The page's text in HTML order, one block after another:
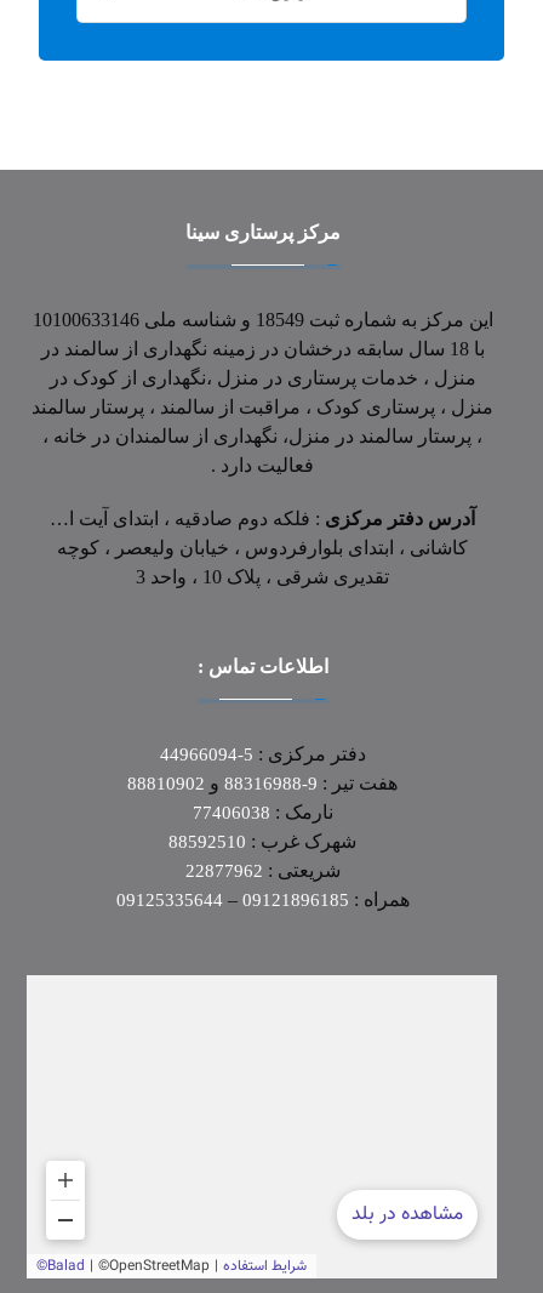
مرکز پرستاری سینا
این مرکز به شماره ثبت 18549 و شناسه ملی 10100633146
با 18 سال سابقه درخشان در زمینه نگهداری از سالمند در
منزل ، خدمات پرستاری در منزل ،نگهداری از کودک در
منزل ، پرستاری کودک ، مراقبت از سالمند ، پرستار سالمند
، پرستار سالمند در منزل، نگهداری از سالمندان در خانه ،
فعالیت دارد .
آدرس دفتر مرکزی : فلکه دوم صادقیه ، ابتدای آیت ا…
کاشانی ، ابتدای بلوارفردوس ، خیابان ولیعصر ، کوچه
تقدیری شرقی ، پلاک 10 ، واحد 3
اطلاعات تماس :
دفتر مرکزی : 5-44966094
هفت تیر : 9-88316988 و 88810902
نارمک : 77406038
شهرک غرب : 88592510
شریعتی : 22877962
همراه : 09121896185
–
09125335644